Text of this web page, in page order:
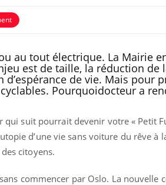
au tout électrique. La Mairie
est de taille, la réduction
de vie. Mais pour
Pourquoidocteur a
suit pourrait devenir votre « Petit
d’une vie sans voiture du rêve à
citoyens.
commencer par Oslo. La nouvelle